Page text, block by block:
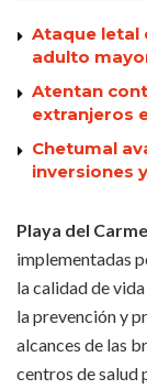
Ataque letal
adulto
Atentan
extranjeros
Chetumal
inversiones
Playa del
implementadas
la calidad de
la prevención y
alcances de las
centros de salud